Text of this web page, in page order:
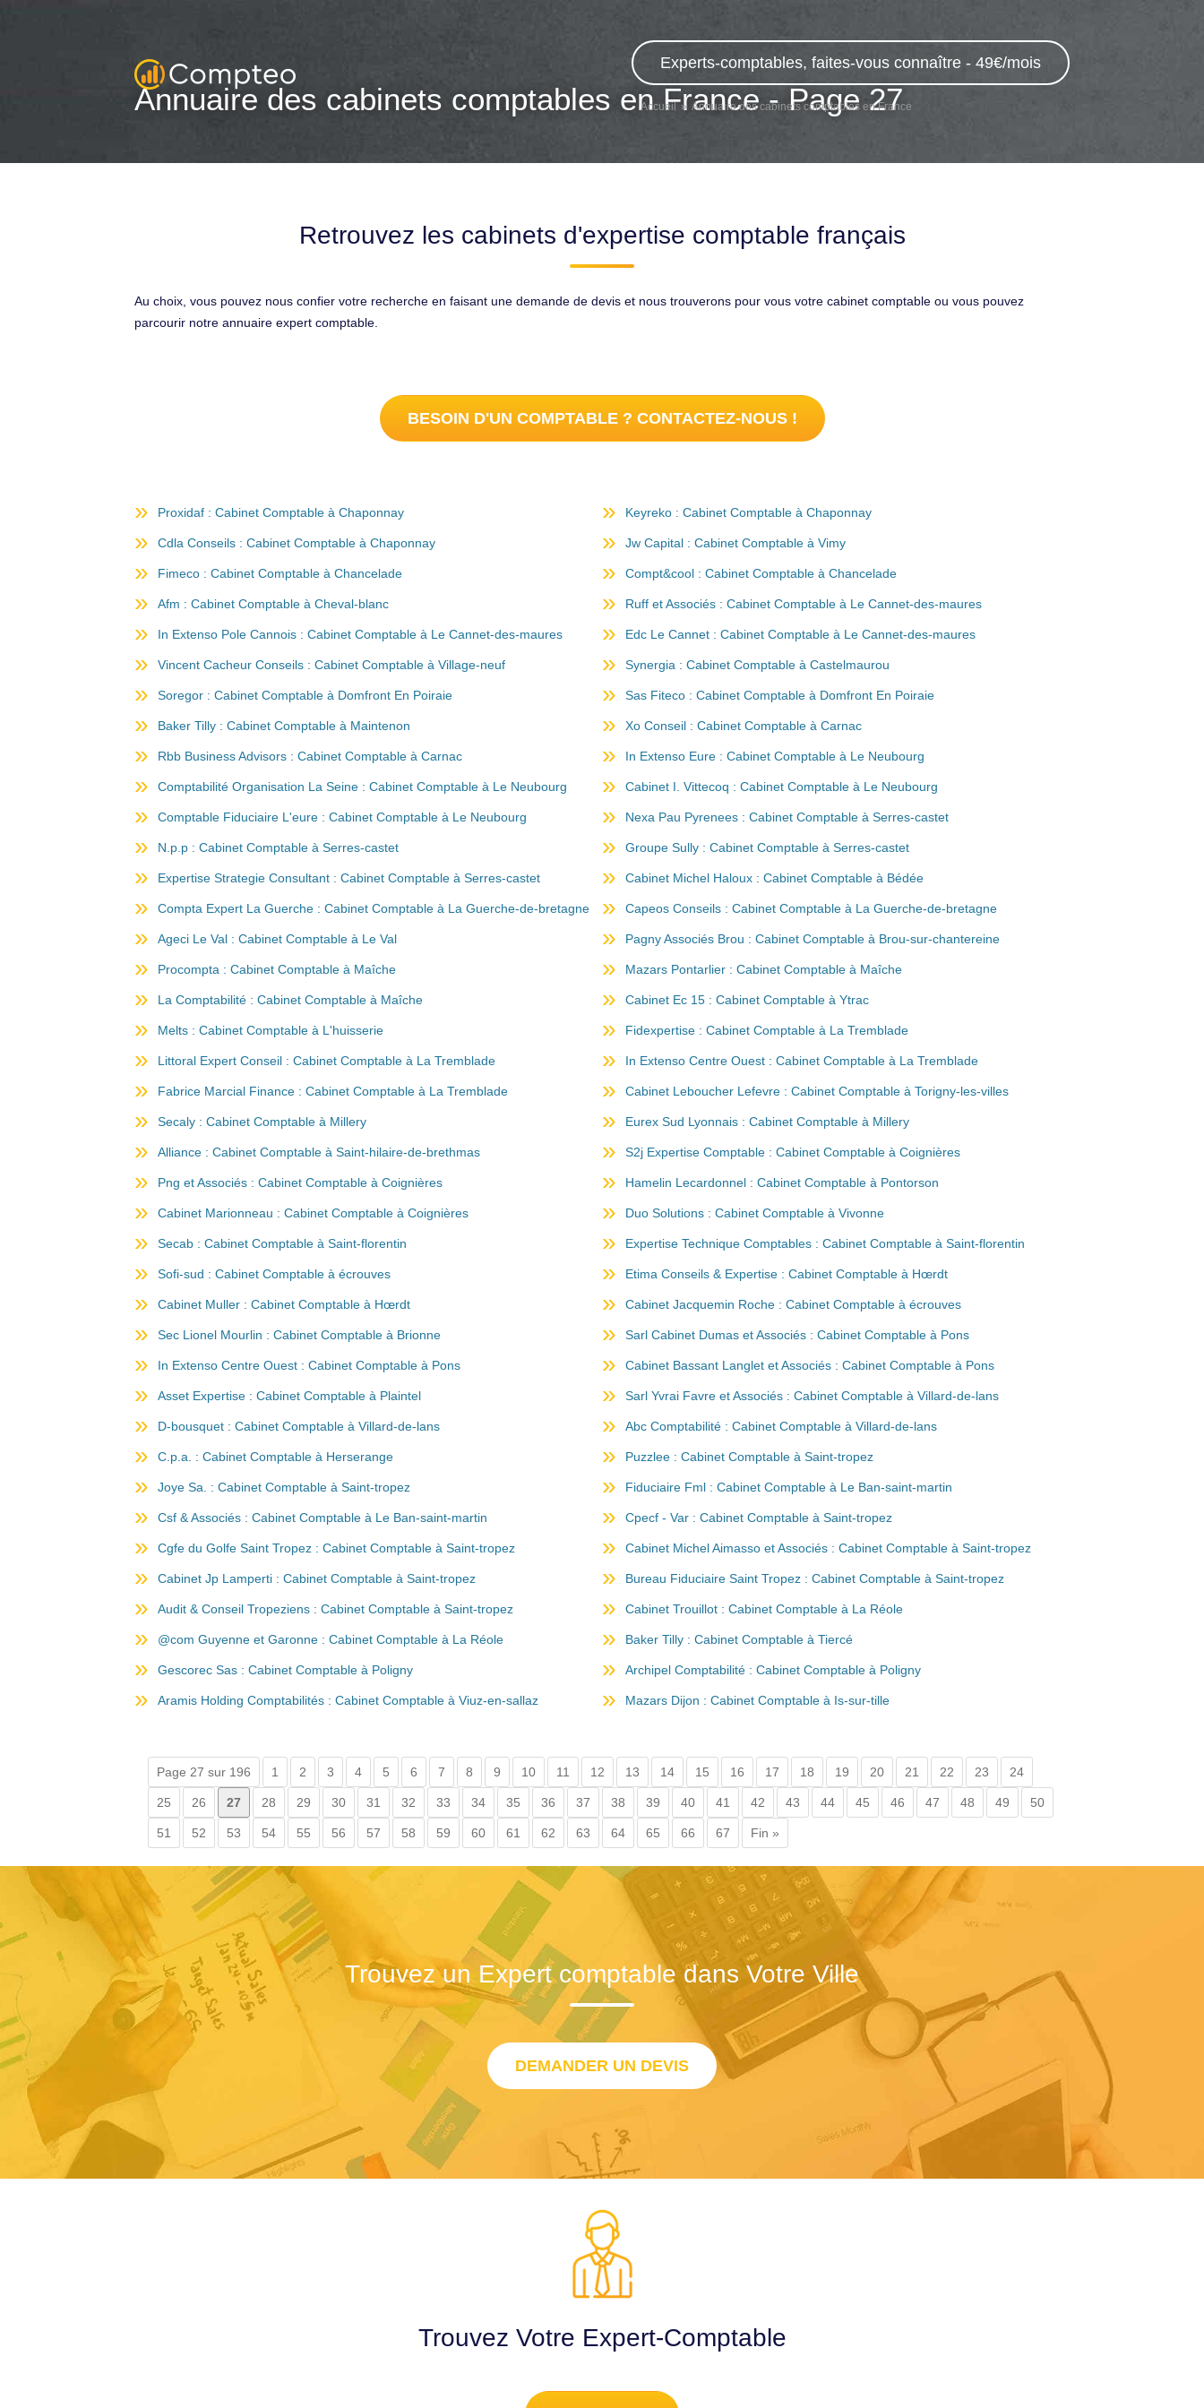
Experts-comptables, faites-vous connaître - 49€/mois
Accueil Annuaire des cabinets comptables en France
Annuaire des cabinets comptables en France - Page 27
Retrouvez les cabinets d'expertise comptable français
Au choix, vous pouvez nous confier votre recherche en faisant une demande de devis et nous trouverons pour vous votre cabinet comptable ou vous pouvez
parcourir notre annuaire expert comptable.
BESOIN D'UN COMPTABLE ? CONTACTEZ-NOUS !
Proxidaf : Cabinet Comptable à Chaponnay Keyreko : Cabinet Comptable à Chaponnay
Cdla Conseils : Cabinet Comptable à Chaponnay Jw Capital : Cabinet Comptable à Vimy
Fimeco : Cabinet Comptable à Chancelade Compt&cool : Cabinet Comptable à Chancelade
Afm : Cabinet Comptable à Cheval-blanc Ruff et Associés : Cabinet Comptable à Le Cannet-des-maures
In Extenso Pole Cannois : Cabinet Comptable à Le Cannet-des-maures Edc Le Cannet : Cabinet Comptable à Le Cannet-des-maures
Vincent Cacheur Conseils : Cabinet Comptable à Village-neuf Synergia : Cabinet Comptable à Castelmaurou
Soregor : Cabinet Comptable à Domfront En Poiraie Sas Fiteco : Cabinet Comptable à Domfront En Poiraie
Baker Tilly : Cabinet Comptable à Maintenon Xo Conseil : Cabinet Comptable à Carnac
Rbb Business Advisors : Cabinet Comptable à Carnac In Extenso Eure : Cabinet Comptable à Le Neubourg
Comptabilité Organisation La Seine : Cabinet Comptable à Le Neubourg Cabinet I. Vittecoq : Cabinet Comptable à Le Neubourg
Comptable Fiduciaire L'eure : Cabinet Comptable à Le Neubourg Nexa Pau Pyrenees : Cabinet Comptable à Serres-castet
N.p.p : Cabinet Comptable à Serres-castet Groupe Sully : Cabinet Comptable à Serres-castet
Expertise Strategie Consultant : Cabinet Comptable à Serres-castet Cabinet Michel Haloux : Cabinet Comptable à Bédée
Compta Expert La Guerche : Cabinet Comptable à La Guerche-de-bretagne Capeos Conseils : Cabinet Comptable à La Guerche-de-bretagne
Ageci Le Val : Cabinet Comptable à Le Val Pagny Associés Brou : Cabinet Comptable à Brou-sur-chantereine
Procompta : Cabinet Comptable à Maîche Mazars Pontarlier : Cabinet Comptable à Maîche
La Comptabilité : Cabinet Comptable à Maîche Cabinet Ec 15 : Cabinet Comptable à Ytrac
Melts : Cabinet Comptable à L'huisserie Fidexpertise : Cabinet Comptable à La Tremblade
Littoral Expert Conseil : Cabinet Comptable à La Tremblade In Extenso Centre Ouest : Cabinet Comptable à La Tremblade
Fabrice Marcial Finance : Cabinet Comptable à La Tremblade Cabinet Leboucher Lefevre : Cabinet Comptable à Torigny-les-villes
Secaly : Cabinet Comptable à Millery Eurex Sud Lyonnais : Cabinet Comptable à Millery
Alliance : Cabinet Comptable à Saint-hilaire-de-brethmas S2j Expertise Comptable : Cabinet Comptable à Coignières
Png et Associés : Cabinet Comptable à Coignières Hamelin Lecardonnel : Cabinet Comptable à Pontorson
Cabinet Marionneau : Cabinet Comptable à Coignières Duo Solutions : Cabinet Comptable à Vivonne
Secab : Cabinet Comptable à Saint-florentin Expertise Technique Comptables : Cabinet Comptable à Saint-florentin
Sofi-sud : Cabinet Comptable à écrouves Etima Conseils & Expertise : Cabinet Comptable à Hœrdt
Cabinet Muller : Cabinet Comptable à Hœrdt Cabinet Jacquemin Roche : Cabinet Comptable à écrouves
Sec Lionel Mourlin : Cabinet Comptable à Brionne Sarl Cabinet Dumas et Associés : Cabinet Comptable à Pons
In Extenso Centre Ouest : Cabinet Comptable à Pons Cabinet Bassant Langlet et Associés : Cabinet Comptable à Pons
Asset Expertise : Cabinet Comptable à Plaintel Sarl Yvrai Favre et Associés : Cabinet Comptable à Villard-de-lans
D-bousquet : Cabinet Comptable à Villard-de-lans Abc Comptabilité : Cabinet Comptable à Villard-de-lans
C.p.a. : Cabinet Comptable à Herserange Puzzlee : Cabinet Comptable à Saint-tropez
Joye Sa. : Cabinet Comptable à Saint-tropez Fiduciaire Fml : Cabinet Comptable à Le Ban-saint-martin
Csf & Associés : Cabinet Comptable à Le Ban-saint-martin Cpecf - Var : Cabinet Comptable à Saint-tropez
Cgfe du Golfe Saint Tropez : Cabinet Comptable à Saint-tropez Cabinet Michel Aimasso et Associés : Cabinet Comptable à Saint-tropez
Cabinet Jp Lamperti : Cabinet Comptable à Saint-tropez Bureau Fiduciaire Saint Tropez : Cabinet Comptable à Saint-tropez
Audit & Conseil Tropeziens : Cabinet Comptable à Saint-tropez Cabinet Trouillot : Cabinet Comptable à La Réole
@com Guyenne et Garonne : Cabinet Comptable à La Réole Baker Tilly : Cabinet Comptable à Tiercé
Gescorec Sas : Cabinet Comptable à Poligny Archipel Comptabilité : Cabinet Comptable à Poligny
Aramis Holding Comptabilités : Cabinet Comptable à Viuz-en-sallaz Mazars Dijon : Cabinet Comptable à Is-sur-tille
Page 27 sur 196 1 2 3 4 5 6 7 8 9 10 11 12 13 14 15 16 17 18 19 20 21 22 23 24
25 26 27 28 29 30 31 32 33 34 35 36 37 38 39 40 41 42 43 44 45 46 47 48 49 50
51 52 53 54 55 56 57 58 59 60 61 62 63 64 65 66 67 Fin »
Trouvez un Expert comptable dans Votre Ville
DEMANDER UN DEVIS
Trouvez Votre Expert-Comptable